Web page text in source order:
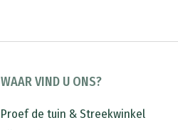
WAAR VIND U ONS?
Proef de tuin & Streekwinkel